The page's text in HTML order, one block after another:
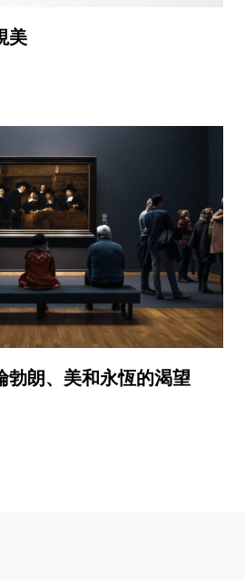
美
勃朗、美和永恆的渴望